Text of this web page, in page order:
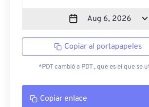
Copiar al portapapeles
*PDT cambió a PDT , que es el que se
Copiar enlace